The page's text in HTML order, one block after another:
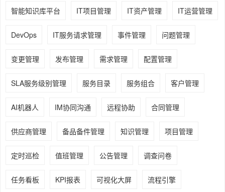
智能知识库平台 IT项目管理 IT资产管理 IT运营管理
DevOps IT服务请求管理 事件管理 问题管理
变更管理 发布管理 需求管理 配置管理
SLA服务级别管理 服务目录 服务组合 客户管理
AI机器人 IM协同沟通 远程协助 合同管理
供应商管理 备品备件管理 知识管理 项目管理
定时巡检 值班管理 公告管理 调查问卷
任务看板 KPI报表 可视化大屏 流程引擎